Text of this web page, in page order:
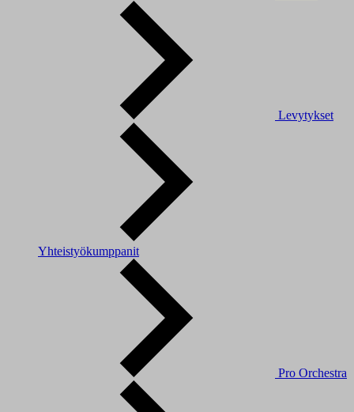
Levytykset
Yhteistyökumppanit
Pro Orchestra